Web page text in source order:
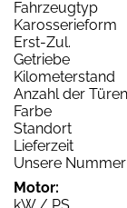
Fahrzeugtyp
Karosserieform
Erst-Zul.
Getriebe
Kilometerstand
Anzahl der Türen
Farbe
Standort
Lieferzeit
Unsere Nummer
Motor: